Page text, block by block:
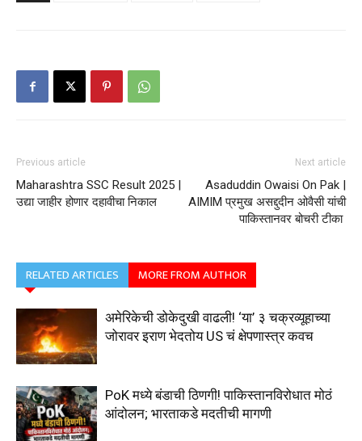
Previous article
Maharashtra SSC Result 2025 |
उद्या जाहीर होणार दहावीचा निकाल
Next article
Asaduddin Owaisi On Pak |
AIMIM प्रमुख असद्दुदीन ओवैसी यांची
पाकिस्तानवर बोचरी टीका
RELATED ARTICLES MORE FROM AUTHOR
अमेरिकेची डोकेदुखी वाढली! ‘या’ ३ चक्रव्यूहाच्या
जोरावर इराण भेदतोय US चं क्षेपणास्त्र कवच
PoK मध्ये बंडाची ठिणगी! पाकिस्तानविरोधात मोठं
आंदोलन; भारताकडे मदतीची मागणी